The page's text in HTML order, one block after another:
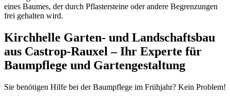
eines Baumes, der durch Pflastersteine oder andere Begrenzungen
frei gehalten wird.
Kirchhelle Garten- und Landschaftsbau
aus Castrop-Rauxel – Ihr Experte für
Baumpflege und Gartengestaltung
Sie benötigen Hilfe bei der Baumpflege im Frühjahr? Kein Problem!